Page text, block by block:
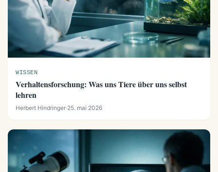
WISSEN
Verhaltensforschung: Was uns Tiere über uns selbst
lehren
Herbert Hindringer·25. mai 2026